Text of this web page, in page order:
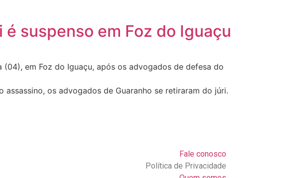
suspenso em Foz do Iguaçu
em Foz do Iguaçu, após os advogados de defesa do
os advogados de Guaranho se retiraram do júri.
Fale conosco
Política de Privacidade